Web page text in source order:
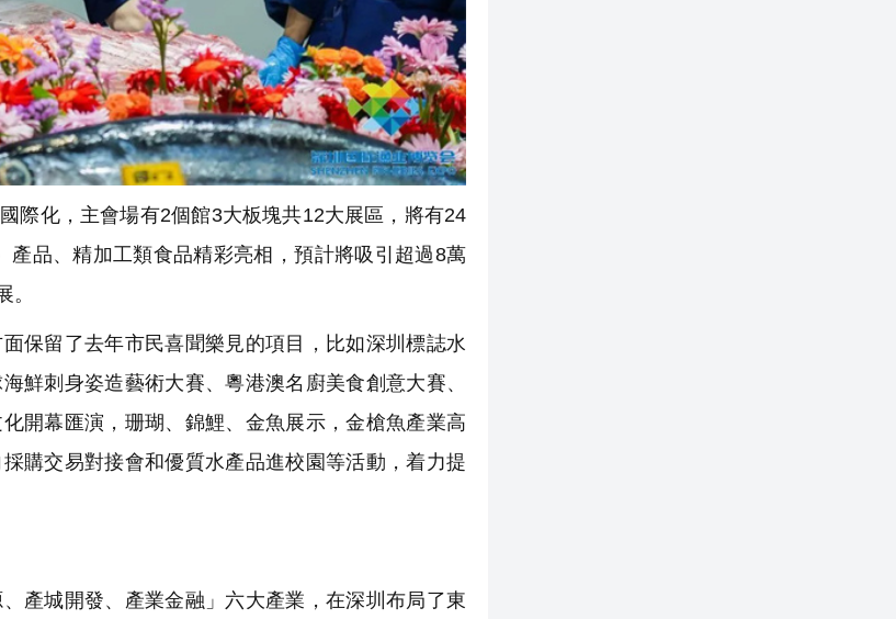
際化，主會場有2個館3大板塊共12大展區，將有24
品、精加工類食品精彩亮相，預計將吸引超過8萬
保留了去年市民喜聞樂見的項目，比如深圳標誌水
鮮刺身姿造藝術大賽、粵港澳名廚美食創意大賽、
開幕匯演，珊瑚、錦鯉、金魚展示，金槍魚產業高
購交易對接會和優質水產品進校園等活動，着力提
產城開發、產業金融」六大產業，在深圳布局了東